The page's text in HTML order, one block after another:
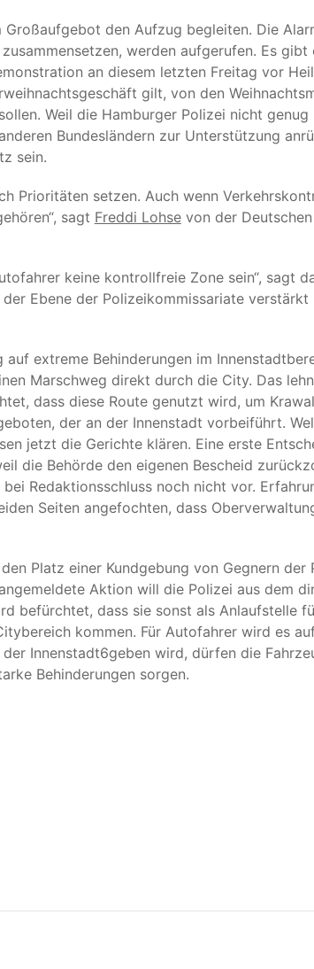
den Aufzug begleiten. Die
werden aufgerufen. Es gibt
an diesem letzten Freitag vor
gilt, von den
Weil die Hamburger Polizei nicht genug
Bundesländern zur Unterstützung
sein.
Prioritäten setzen. Auch wenn
sagt Freddi Lohsevon der Deutschen
keine kontrollfreie Zone sein“, sagt
Ebene der Polizeikommissariate
extreme Behinderungen im
Marschweg direkt durch die City. Das
dass diese Route genutzt wird, um
der an der Innenstadt vorbeiführt.
jetzt die Gerichte klären. Eine erste
die Behörde den eigenen Bescheid
Redaktionsschluss noch nicht vor.
Seiten angefochten, dass
Platz einer Kundgebung von Gegnern der
Aktion will die Polizei aus dem
befürchtet, dass sie sonst als Anlaufstelle
kommen. Für Autofahrer wird es
Innenstadt6geben wird, dürfen die
Behinderungen sorgen.